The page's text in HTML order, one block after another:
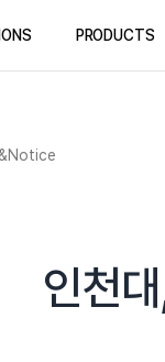
PRODUCTS
인천